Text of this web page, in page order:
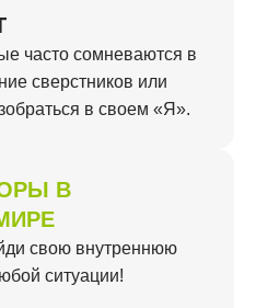
часто сомневаются в
сверстников или
в своем «Я».
В
свою внутреннюю
ситуации!